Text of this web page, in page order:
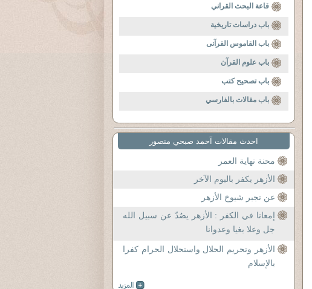
قاعة البحث القراني
باب دراسات تاريخية
باب القاموس القرآنى
باب علوم القرآن
باب تصحيح كتب
باب مقالات بالفارسي
احدث مقالات آحمد صبحي منصور
محنة نهاية العمر
الأزهر يكفر باليوم الآخر
عن تجبر شيوخ الأزهر
إمعانا في الكفر : الأزهر يصُدّ عن سبيل الله
جل وعلا بغيا وعدوانا
الأزهر وتحريم الحلال واستحلال الحرام كفرا
بالإسلام